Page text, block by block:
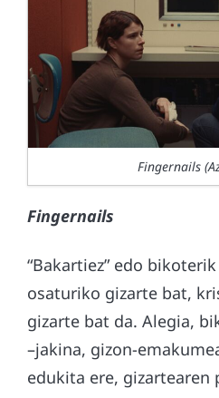
Fingernails
Fingernails
“Bakartiez” edo
osaturiko gizarte bat,
gizarte bat da. Alegia,
–jakina, gizon-
edukita ere, gizartearen